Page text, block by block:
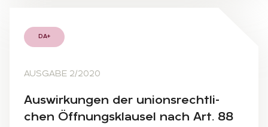
DA+
AUSGABE 2/2020
Aus­wir­kun­gen der uni­ons­recht­li­
chen Öff­nungs­klau­sel nach Art. 88